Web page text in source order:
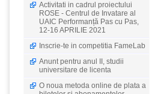
Activitati in cadrul proiectului
ROSE - Centrul de Invatare al
UAIC Performanță Pas cu Pas,
12-16 APRILIE 2021
Inscrie-te in competitia FameLab
Anunt pentru anul II, studii
universitare de licenta
O noua metoda online de plata a